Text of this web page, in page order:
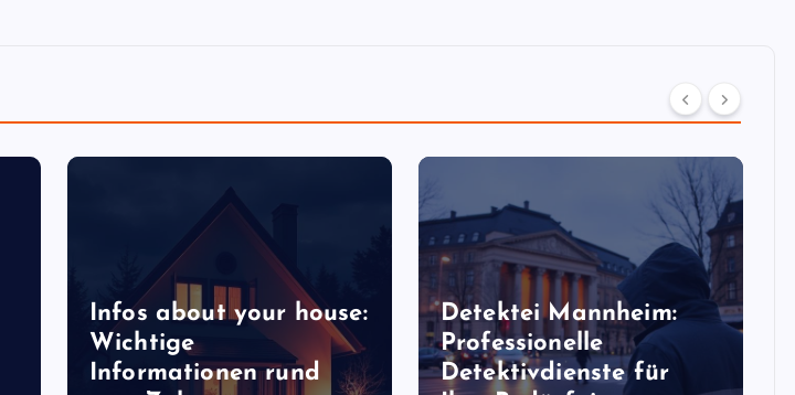
Infos about your house:
Wichtige
Informationen rund
Detektei Mannheim:
Professionelle
Detektivdienste für